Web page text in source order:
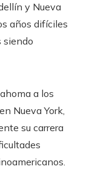
y Nueva
años difíciles
siendo
a los
Nueva York,
su carrera